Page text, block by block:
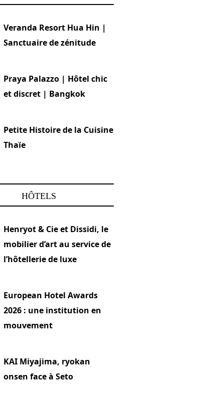
Veranda Resort Hua Hin |
Sanctuaire de zénitude
Praya Palazzo | Hôtel chic
et discret | Bangkok
Petite Histoire de la Cuisine
Thaïe
HÔTELS
Henryot & Cie et Dissidi, le
mobilier d’art au service de
l’hôtellerie de luxe
European Hotel Awards
2026 : une institution en
mouvement
KAI Miyajima, ryokan
onsen face à Seto